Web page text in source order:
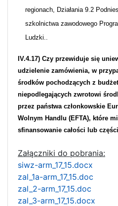
regionach, Działania 9.2
szkolnictwa zawodowego
Ludzki..
IV.4.17) Czy przewiduje się
udzielenie zamówienia, w
środków pochodzących z
niepodlegających zwrotowi
przez państwa członkowskie
Wolnym Handlu (EFTA), które
sfinansowanie całości lub
Załączniki do pobrania:
siwz-arm_17_15.docx
zal_1a-arm_17_15.doc
zal_2-arm_17_15.doc
zal_3-arm_17_15.docx